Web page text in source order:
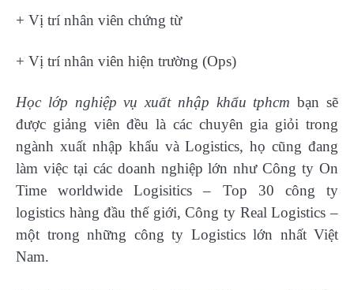
+ Vị trí nhân viên chứng từ
+ Vị trí nhân viên hiện trường (Ops)
Học lớp nghiệp vụ xuất nhập khẩu tphcm bạn sẽ
được giảng viên đều là các chuyên gia giỏi trong
ngành xuất nhập khẩu và Logistics, họ cũng đang
làm việc tại các doanh nghiệp lớn như Công ty On
Time worldwide Logisitics – Top 30 công ty
logistics hàng đầu thế giới, Công ty Real Logistics –
một trong những công ty Logistics lớn nhất Việt
Nam.